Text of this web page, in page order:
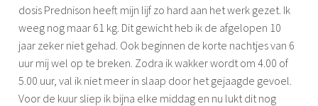
dosis Prednison heeft mijn lijf zo hard aan het werk gezet. Ik
weeg nog maar 61 kg. Dit gewicht heb ik de afgelopen 10
jaar zeker niet gehad. Ook beginnen de korte nachtjes van 6
uur mij wel op te breken. Zodra ik wakker wordt om 4.00 of
5.00 uur, val ik niet meer in slaap door het gejaagde gevoel.
Voor de kuur sliep ik bijna elke middag en nu lukt dit nog